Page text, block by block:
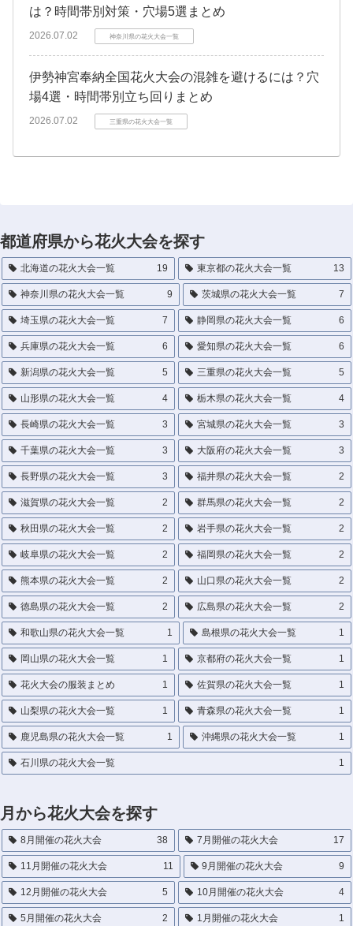
は？時間帯別対策・穴場5選まとめ
2026.07.02 神奈川県の花火大会一覧
伊勢神宮奉納全国花火大会の混雑を避けるには？穴
場4選・時間帯別立ち回りまとめ
2026.07.02 三重県の花火大会一覧
都道府県から花火大会を探す
北海道の花火大会一覧 19 東京都の花火大会一覧 13
神奈川県の花火大会一覧 9 茨城県の花火大会一覧 7
埼玉県の花火大会一覧 7 静岡県の花火大会一覧 6
兵庫県の花火大会一覧 6 愛知県の花火大会一覧 6
新潟県の花火大会一覧 5 三重県の花火大会一覧 5
山形県の花火大会一覧 4 栃木県の花火大会一覧 4
長崎県の花火大会一覧 3 宮城県の花火大会一覧 3
千葉県の花火大会一覧 3 大阪府の花火大会一覧 3
長野県の花火大会一覧 3 福井県の花火大会一覧 2
滋賀県の花火大会一覧 2 群馬県の花火大会一覧 2
秋田県の花火大会一覧 2 岩手県の花火大会一覧 2
岐阜県の花火大会一覧 2 福岡県の花火大会一覧 2
熊本県の花火大会一覧 2 山口県の花火大会一覧 2
徳島県の花火大会一覧 2 広島県の花火大会一覧 2
和歌山県の花火大会一覧 1 島根県の花火大会一覧 1
岡山県の花火大会一覧 1 京都府の花火大会一覧 1
花火大会の服装まとめ 1 佐賀県の花火大会一覧 1
山梨県の花火大会一覧 1 青森県の花火大会一覧 1
鹿児島県の花火大会一覧 1 沖縄県の花火大会一覧 1
石川県の花火大会一覧 1
月から花火大会を探す
8月開催の花火大会 38 7月開催の花火大会 17
11月開催の花火大会 11 9月開催の花火大会 9
12月開催の花火大会 5 10月開催の花火大会 4
5月開催の花火大会 2 1月開催の花火大会 1